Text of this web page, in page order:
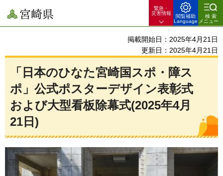
宮崎県
緊急・
災害情報
閲覧補助
Language
検索
メニュー
掲載開始日：2025年4月21日
更新日：2025年4月21日
「日本のひなた宮崎国スポ・障ス
ポ」公式ポスターデザイン表彰式
および大型看板除幕式(2025年4月
21日)